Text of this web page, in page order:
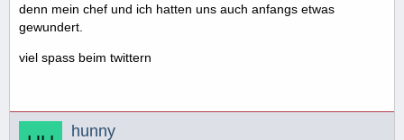
denn mein chef und ich hatten uns auch anfangs etwas
gewundert.
viel spass beim twittern
hunny